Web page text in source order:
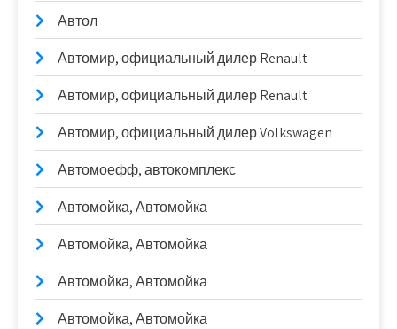
Автол
Автомир, официальный дилер Renault
Автомир, официальный дилер Renault
Автомир, официальный дилер Volkswagen
Автомоефф, автокомплекс
Автомойка, Автомойка
Автомойка, Автомойка
Автомойка, Автомойка
Автомойка, Автомойка